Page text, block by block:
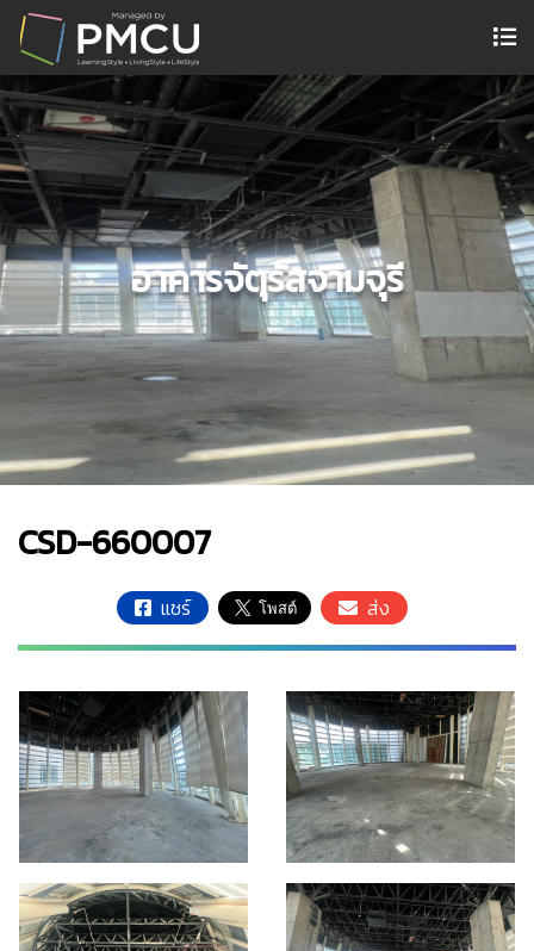
อาคารจัตุรัสจามจุรี
CSD-660007
แชร์ ส่ง